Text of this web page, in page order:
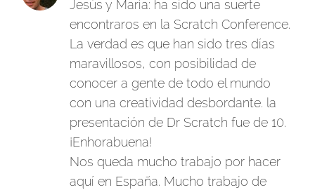
Jesús y María: ha sido una suerte
encontraros en la Scratch Conference.
La verdad es que han sido tres días
maravillosos, con posibilidad de
conocer a gente de todo el mundo
con una creatividad desbordante. la
presentación de Dr Scratch fue de 10.
¡Enhorabuena!
Nos queda mucho trabajo por hacer
aquí en España. Mucho trabajo de